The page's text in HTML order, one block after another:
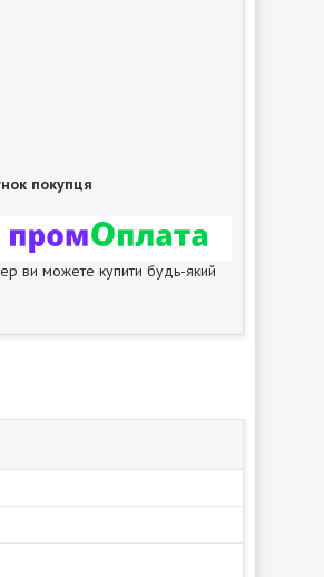
покупця
ви можете купити будь-який